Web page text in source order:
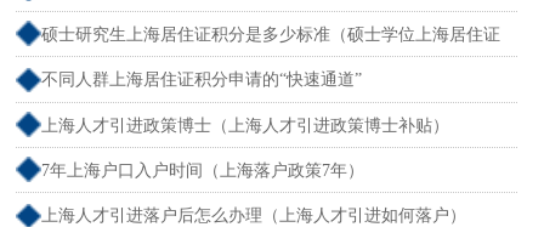
户）
硕士研究生上海居住证积分是多少标准（硕士学位上海居住证
积分）
不同人群上海居住证积分申请的“快速通道”
上海人才引进政策博士（上海人才引进政策博士补贴）
7年上海户口入户时间（上海落户政策7年）
上海人才引进落户后怎么办理（上海人才引进如何落户）